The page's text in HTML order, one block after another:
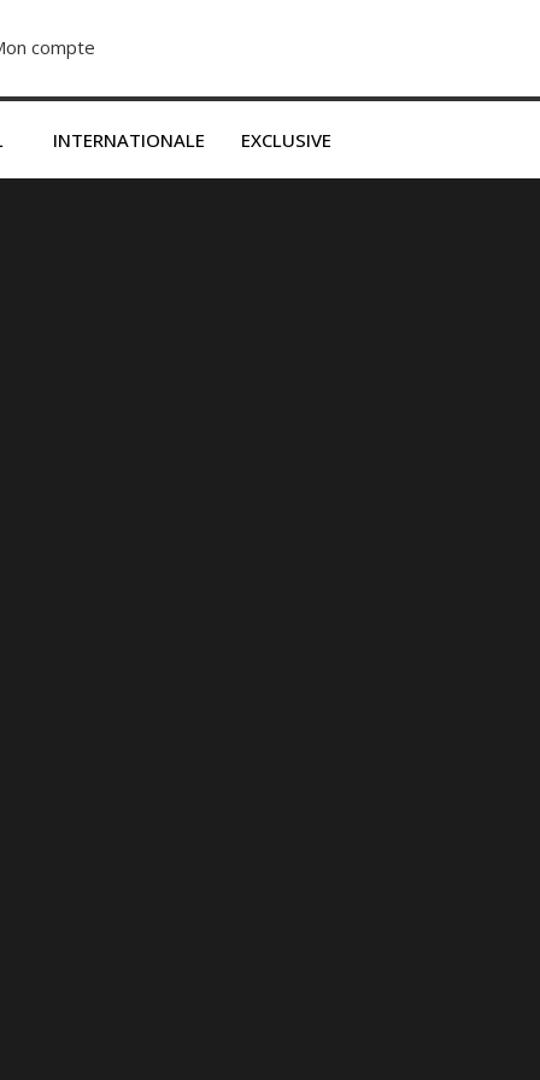
compte
INTERNATIONALE EXCLUSIVE